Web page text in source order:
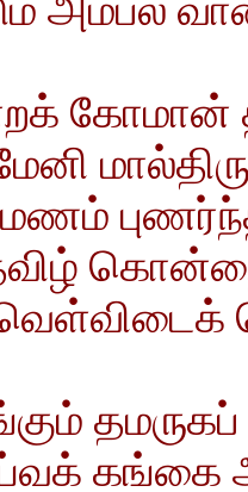
அம்பல
கோமான்
கங்கை